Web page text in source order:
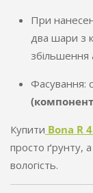
При
два шари з
збільшення
Фасування:
Купити Bona R
просто ґрунту,
вологість.